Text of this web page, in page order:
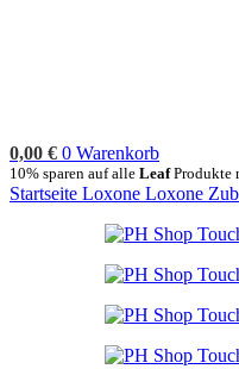
0,00 € 0 Warenkorb
10% sparen auf alle LeafProdukte
Startseite Loxone Loxone